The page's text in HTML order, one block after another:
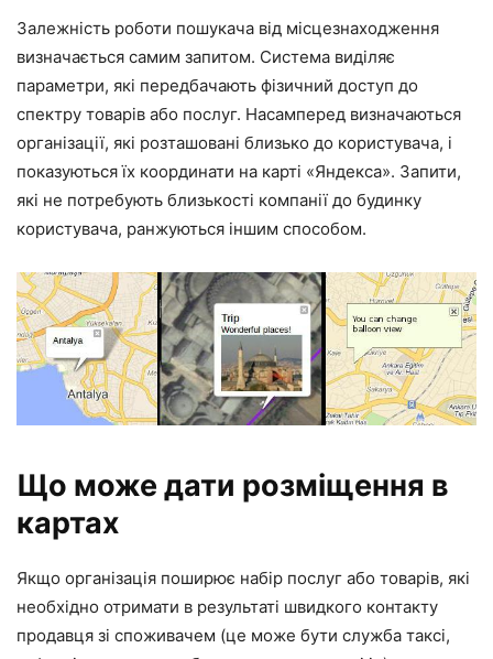
Залежність роботи пошукача від місцезнаходження
визначається самим запитом. Система виділяє
параметри, які передбачають фізичний доступ до
спектру товарів або послуг. Насамперед визначаються
організації, які розташовані близько до користувача, і
показуються їх координати на карті «Яндекса». Запити,
які не потребують близькості компанії до будинку
користувача, ранжуються іншим способом.
Що може дати розміщення в
картах
Якщо організація поширює набір послуг або товарів, які
необхідно отримати в результаті швидкого контакту
продавця зі споживачем (це може бути служба таксі,